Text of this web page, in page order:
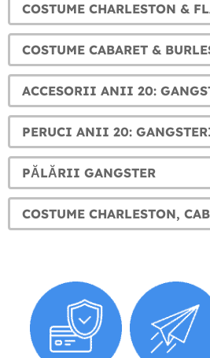
COSTUME CHARLESTON &
COSTUME CABARET &
ACCESORII ANII 20:
PERUCI ANII 20:
PĂLĂRII GANGSTER